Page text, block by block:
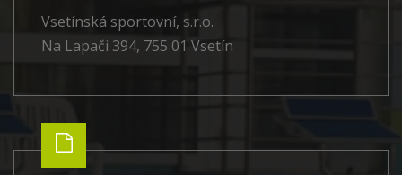
Vsetínská sportovní, s.r.o.
Na Lapači 394, 755 01 Vsetín